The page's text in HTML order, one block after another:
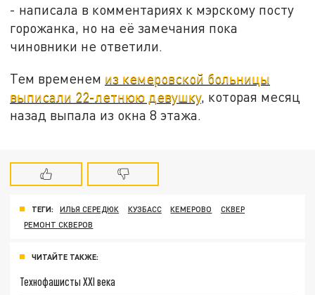
- написала в комментариях к мэрскому посту
горожанка, но на её замечания пока
чиновники не ответили.
Тем временем из кемеровской больницы
выписали 22-летнюю девушку, которая месяц
назад выпала из окна 8 этажа.
ТЕГИ: ИЛЬЯ СЕРЕДЮК КУЗБАСС КЕМЕРОВО
СКВЕР
РЕМОНТ СКВЕРОВ
ЧИТАЙТЕ ТАКЖЕ:
Технофашисты XXI века